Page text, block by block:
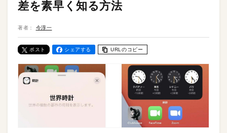
差を素早く知る方法
著者： 今淳一
ポスト シェアする URLのコピー